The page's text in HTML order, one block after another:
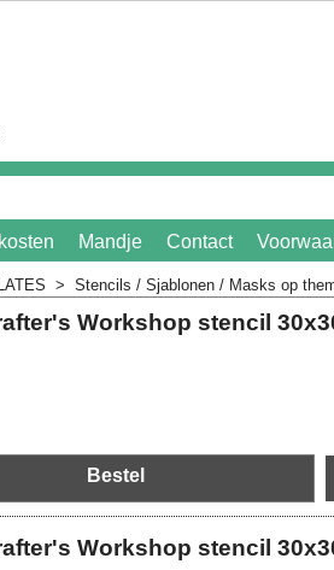
Mandje Contact
> Stencils / Sjablonen / Masks op
Workshop stencil
Bestel
Workshop stencil